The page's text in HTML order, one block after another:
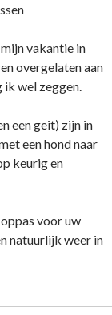
vakantie in
overgelaten aan
ik wel zeggen.
een geit) zijn in
een hond naar
keurig en
voor uw
natuurlijk weer in